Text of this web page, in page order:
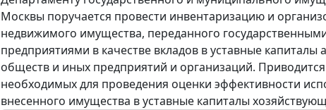
Москвы поручается провести инвентаризацию и
недвижимого имущества, переданного
предприятиями в качестве вкладов в уставные капиталы
обществ и иных предприятий и организаций.
необходимых для проведения оценки эффективности
внесенного имущества в уставные капиталы